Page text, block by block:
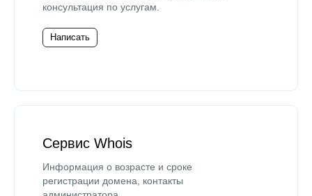
консультация по услугам.
Написать
Сервис Whois
Информация о возрасте и сроке
регистрации домена, контакты